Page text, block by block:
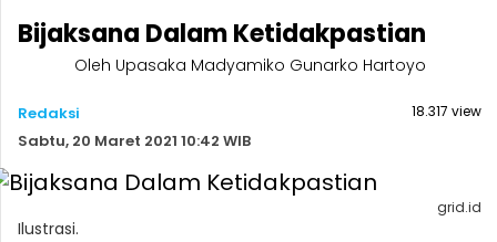
Bijaksana Dalam Ketidakpastian
Oleh Upasaka Madyamiko Gunarko Hartoyo
Redaksi
Sabtu, 20 Maret 2021 10:42 WIB
18.317 view
grid.id
Ilustrasi.